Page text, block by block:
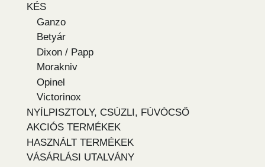
KÉS
Ganzo
Betyár
Dixon / Papp
Morakniv
Opinel
Victorinox
NYÍLPISZTOLY, CSÚZLI, FÚVÓCSŐ
AKCIÓS TERMÉKEK
HASZNÁLT TERMÉKEK
VÁSÁRLÁSI UTALVÁNY